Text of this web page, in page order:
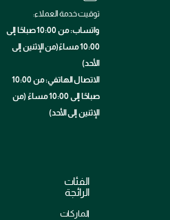
توقيت خدمة العملاء:
واتساب: من 10:00 صباحًا إلى
10:00 مساءً(من الإثنين إلى
الأحد)
الاتصال الهاتفي: من 10:00
صباحًا إلى 10:00 مساءً (من
الإثنين إلى الأحد)
الفئات
الرائجة
الماركات